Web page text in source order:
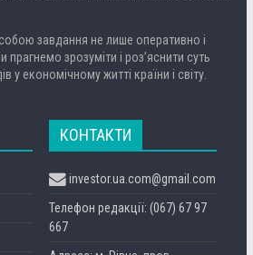
завдання не лише оперативно і
зрозуміти і роз’яснити суть
у економічному житті країни і світу.
КОНТАКТИ
investor.ua.com@gmail.com
Телефон редакції: (067) 67 97
667